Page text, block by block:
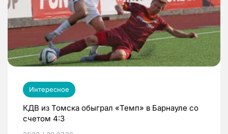
Интересное
КДВ из Томска обыграл «Темп» в Барнауле со
счетом 4:3